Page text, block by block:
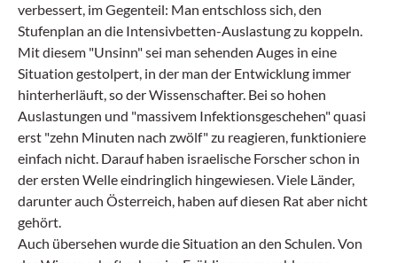
verbessert, im Gegenteil: Man entschloss sich, den
Stufenplan an die Intensivbetten-Auslastung zu koppeln.
Mit diesem "Unsinn" sei man sehenden Auges in eine
Situation gestolpert, in der man der Entwicklung immer
hinterherläuft, so der Wissenschafter. Bei so hohen
Auslastungen und "massivem Infektionsgeschehen" quasi
erst "zehn Minuten nach zwölf" zu reagieren, funktioniere
einfach nicht. Darauf haben israelische Forscher schon in
der ersten Welle eindringlich hingewiesen. Viele Länder,
darunter auch Österreich, haben auf diesen Rat aber nicht
gehört.
Auch übersehen wurde die Situation an den Schulen. Von